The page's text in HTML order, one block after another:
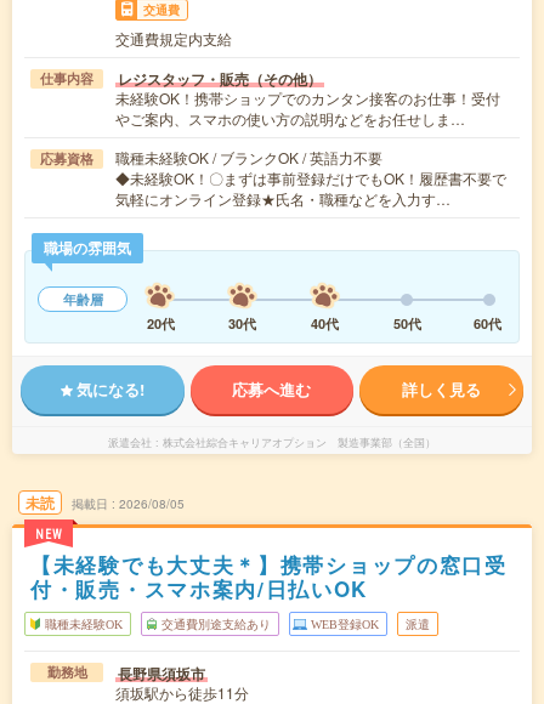
交通費
交通費規定内支給
仕事内容 レジスタッフ・販売（その他）
未経験OK！携帯ショップでのカンタン接客のお仕事！受付
やご案内、スマホの使い方の説明などをお任せしま…
応募資格
職種未経験OK / ブランクOK / 英語力不要
◆未経験OK！〇まずは事前登録だけでもOK！履歴書不要で
気軽にオンライン登録★氏名・職種などを入力す…
職場の雰囲気
年齢層
20代
30代 40代 50代 60代
気になる! 応募へ進む 詳しく見る
派遣会社 株式会社綜合キャリアオプション 製造事業部（全国）
未読
NEW
掲載日 2026/08/05
【未経験でも大丈夫＊】携帯ショップの窓口受
付・販売・スマホ案内/日払いOK
職種未経験OK 交通費別途支給あり WEB登録OK 派遣
勤務地 長野県須坂市
須坂駅から徒歩11分